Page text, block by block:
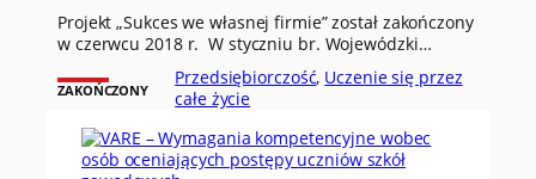
Projekt „Sukces we własnej firmie” został zakończony
w czerwcu 2018 r. W styczniu br. Wojewódzki…
ZAKOŃCZONY
Przedsiębiorczość, Uczenie się przez
całe życie